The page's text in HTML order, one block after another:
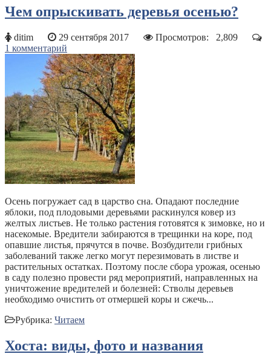
Чем опрыскивать деревья осенью?
ditim 29 сентября 2017 Просмотров: 2,809
1 комментарий
Осень погружает сад в царство сна. Опадают последние
яблоки, под плодовыми деревьями раскинулся ковер из
желтых листьев. Не только растения готовятся к зимовке, но и
насекомые. Вредители забираются в трещинки на коре, под
опавшие листья, прячутся в почве. Возбудители грибных
заболеваний также легко могут перезимовать в листве и
растительных остатках. Поэтому после сбора урожая, осенью
в саду полезно провести ряд мероприятий, направленных на
уничтожение вредителей и болезней: Стволы деревьев
необходимо очистить от отмершей коры и сжечь...
Рубрика: Читаем
Хоста: виды, фото и названия